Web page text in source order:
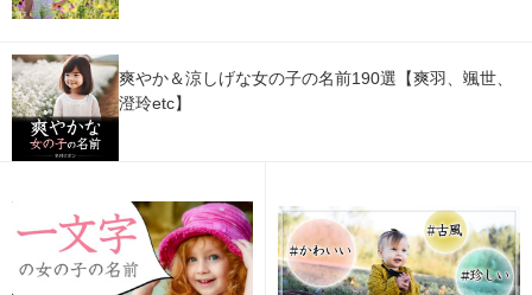
爽やか＆涼しげな女の子の名前190選【爽羽、颯世、
澄玲etc】